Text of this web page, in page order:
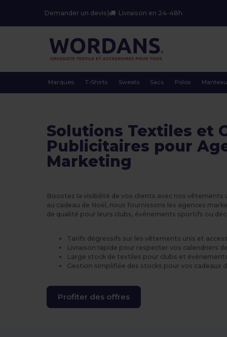
Demander un devis Livraison en 24-48h
Marques T-Shirts Sweats Sacs Polos
Solutions Textiles et
Publicitaires pour
Marketing
Boostez la visibilité de vos clients avec nos vêtements
au cadeau de Noël, nous fournissons les agences
de qualité pour leurs clubs, événements sportifs ou
Tarifs dégressifs sur les vêtements unis et
Livraison rapide pour respecter vos calendriers
Large stock de textiles pour clubs et
Gestion simplifiée des stocks pour vos cadeaux
Profiter des offres